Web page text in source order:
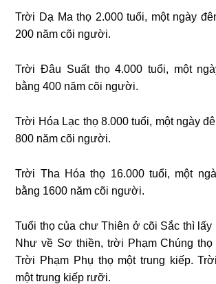
Trời Dạ Ma thọ 2.000 tuổi, một ngày
200 năm cõi người.
Trời Đâu Suất thọ 4.000 tuổi, một
bằng 400 năm cõi người.
Trời Hóa Lạc thọ 8.000 tuổi, một ngày
800 năm cõi người.
Trời Tha Hóa thọ 16.000 tuổi, một
bằng 1600 năm cõi người.
Tuổi thọ của chư Thiên ở cõi Sắc thì
Như về Sơ thiền, trời Phạm Chúng thọ
Trời Phạm Phụ thọ một trung kiếp.
một trung kiếp rưỡi.